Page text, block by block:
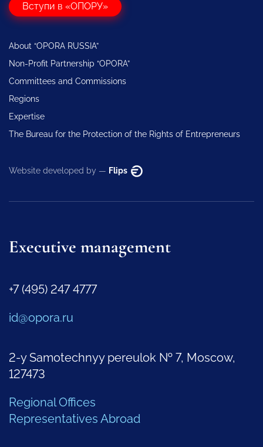
Вступи в «ОПОРУ»
About “OPORA RUSSIA”
Non-Profit Partnership “OPORA”
Committees and Commissions
Regions
Expertise
The Bureau for the Protection of the Rights of Entrepreneurs
Website developed by — Flips
Executive management
+7 (495) 247 4777
id@opora.ru
2-y Samotechnyy pereulok № 7, Moscow,
127473
Regional Offices
Representatives Abroad